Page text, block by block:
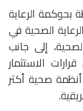
بحوكمة الرعاية
الصحية في
إلى جانب
الاستثمار
صحية أكثر